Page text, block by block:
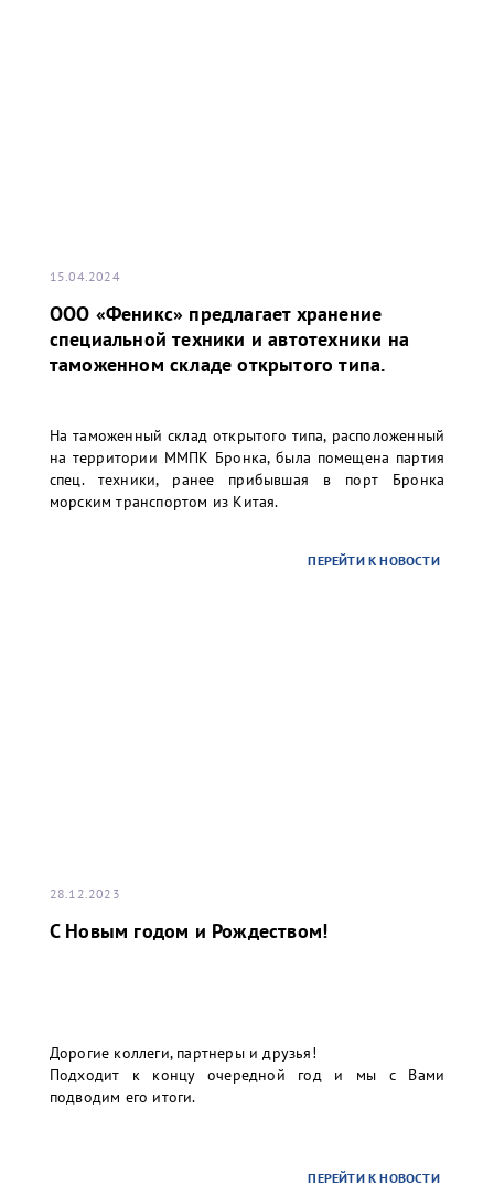
15.04.2024
ООО «Феникс» предлагает хранение
специальной техники и автотехники на
таможенном складе открытого типа.
На таможенный склад открытого типа, расположенный
на территории ММПК Бронка, была помещена партия
спец. техники, ранее прибывшая в порт Бронка
морским транспортом из Китая.
ПЕРЕЙТИ К НОВОСТИ
28.12.2023
С Новым годом и Рождеством!
Дорогие коллеги, партнеры и друзья!
Подходит к концу очередной год и мы с Вами
подводим его итоги.
ПЕРЕЙТИ К НОВОСТИ